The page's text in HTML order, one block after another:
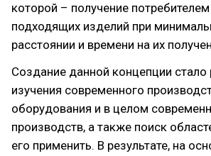
которой – получение
подходящих изделий при
расстоянии и времени на их
Создание данной концепции стало
изучения современного
оборудования и в целом
производств, а также поиск
его применить. В результате, на